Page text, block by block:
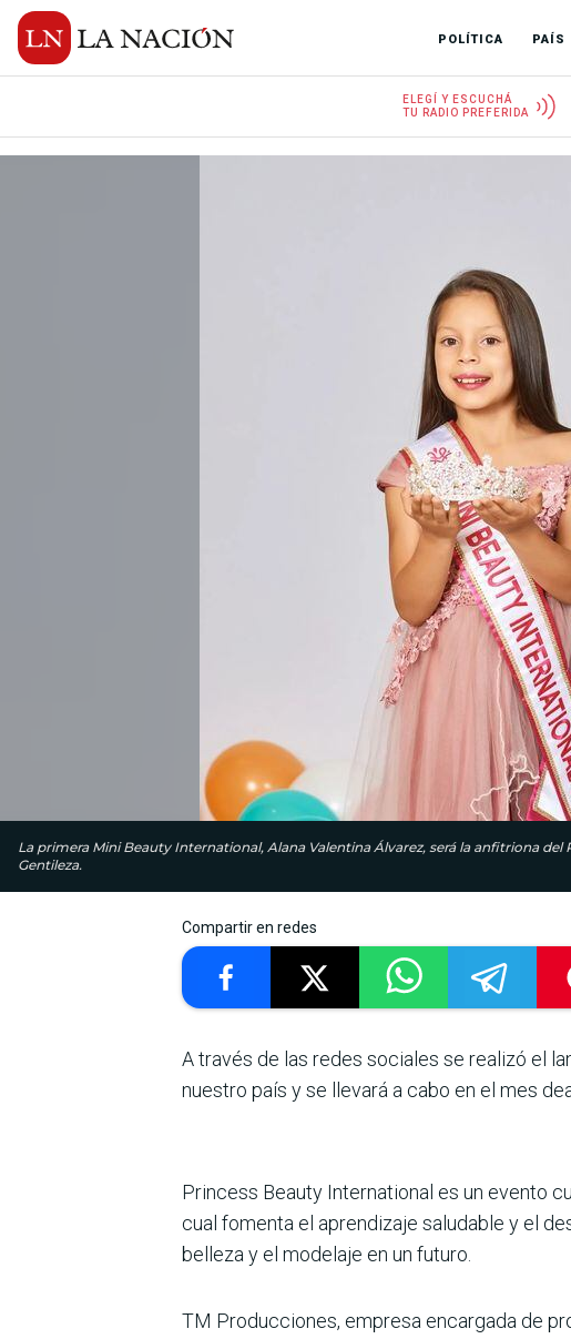
POLÍTICA PAÍS
ELEGÍ Y ESCUCHÁ
TU RADIO PREFERIDA
La primera Mini Beauty International, Alana Valentina Álvarez, será la anfitriona
Gentileza.
Compartir en redes
A través de las redes sociales se realizó el
nuestro país y se llevará a cabo en el mes
Princess Beauty International es un evento
cual fomenta el aprendizaje saludable y el
belleza y el modelaje en un futuro.
TM Producciones, empresa encargada de